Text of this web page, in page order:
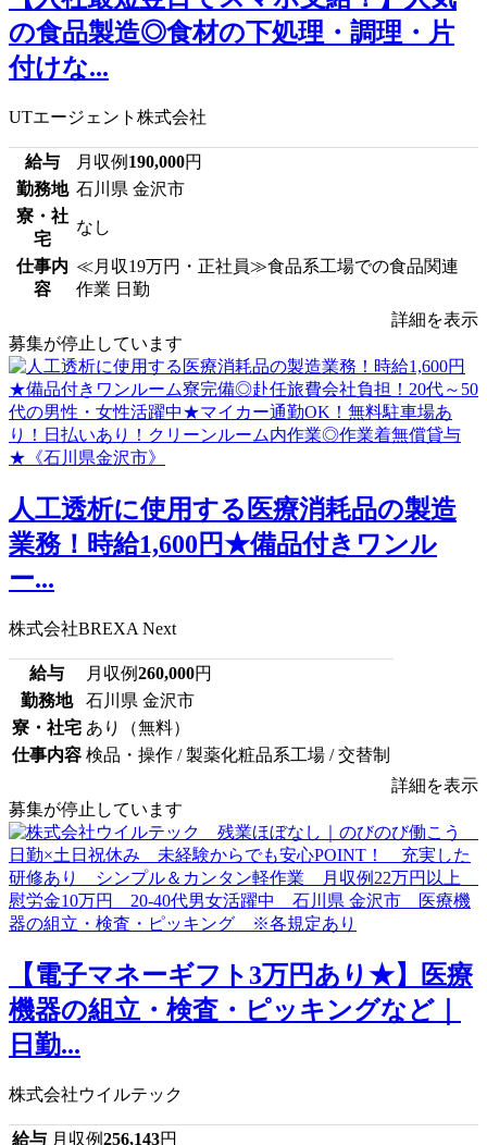
の食品製造◎食材の下処理・調理・片
付けな...
UTエージェント株式会社
給与 月収例 190,000円
勤務地 石川県 金沢市
寮・社
宅
なし
仕事内
容
≪月収19万円・正社員≫食品系工場での食品関連
作業 日勤
詳細を表示
募集が停止しています
人工透析に使用する医療消耗品の製造
業務！時給1,600円★備品付きワンル
ー...
株式会社BREXA Next
給与 月収例260,000円
勤務地
石川県 金沢市
寮・社宅 あり（無料）
仕事内容 検品・操作 / 製薬化粧品系工場 / 交替制
詳細を表示
募集が停止しています
【電子マネーギフト3万円あり★】医療
機器の組立・検査・ピッキングなど｜
日勤...
株式会社ウイルテック
給与 月収例256,143円